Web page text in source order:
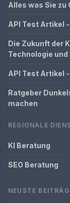
Alles was Sie zu
API Test Artikel
Die Zukunft der
Technologie
API Test Artikel
Ratgeber
machen
REGIONALE
KI Beratung
SEO Beratung
NEUSTE